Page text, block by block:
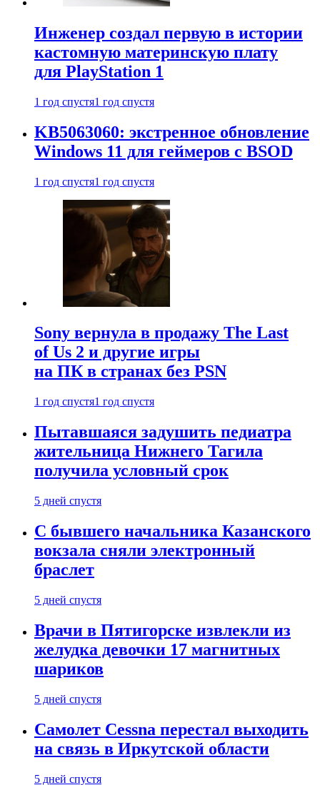
Инженер создал первую в истории
кастомную материнскую плату
для PlayStation 1
1 год спустя1 год спустя
KB5063060: экстренное обновление
Windows 11 для геймеров с BSOD
1 год спустя1 год спустя
Sony вернула в продажу The Last
of Us 2 и другие игры
на ПК в странах без PSN
1 год спустя1 год спустя
Пытавшаяся задушить педиатра
жительница Нижнего Тагила
получила условный срок
5 дней спустя
С бывшего начальника Казанского
вокзала сняли электронный
браслет
5 дней спустя
Врачи в Пятигорске извлекли из
желудка девочки 17 магнитных
шариков
5 дней спустя
Самолет Cessna перестал выходить
на связь в Иркутской области
5 дней спустя